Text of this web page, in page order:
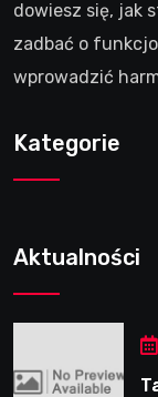
dowiesz się, jak
zadbać o
wprowadzić
Kategorie
Aktualności